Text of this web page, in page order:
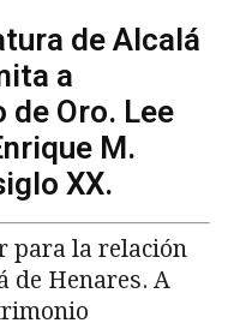
de Alcalá
a
de Oro. Lee
M.
XX.
para la relación
de Henares. A